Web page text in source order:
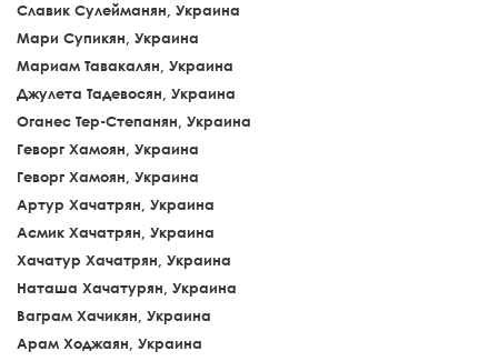
Славик Сулейманян, Украина
Мари Супикян, Украина
Мариам Тавакалян, Украина
Джулета Тадевосян, Украина
Оганес Тер-Степанян, Украина
Геворг Хамоян, Украина
Геворг Хамоян, Украина
Артур Хачатрян, Украина
Асмик Хачатрян, Украина
Хачатур Хачатрян, Украина
Наташа Хачатурян, Украина
Ваграм Хачикян, Украина
Арам Ходжаян, Украина